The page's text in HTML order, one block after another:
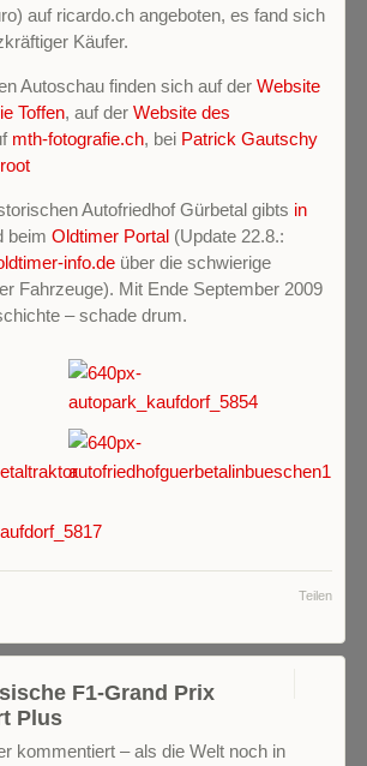
auf ricardo.ch angeboten, es fand sich
Käufer.
Autoschau finden sich auf der Website
Toffen, auf der Website des
mth-fotografie.ch, bei Patrick Gautschy
Autofriedhof Gürbetal gibts in
beim Oldtimer Portal (Update 22.8.:
info.de über die schwierige
Fahrzeuge). Mit Ende September 2009
– schade drum.
Teilen
F1-Grand Prix
Plus
kommentiert – als die Welt noch in